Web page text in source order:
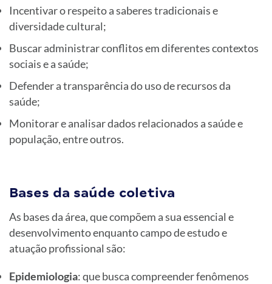
Incentivar o respeito a saberes tradicionais e
diversidade cultural;
Buscar administrar conflitos em diferentes contextos
sociais e a saúde;
Defender a transparência do uso de recursos da
saúde;
Monitorar e analisar dados relacionados a saúde e
população, entre outros.
Bases da saúde coletiva
As bases da área, que compõem a sua essencial e
desenvolvimento enquanto campo de estudo e
atuação profissional são:
Epidemiologia: que busca compreender fenômenos